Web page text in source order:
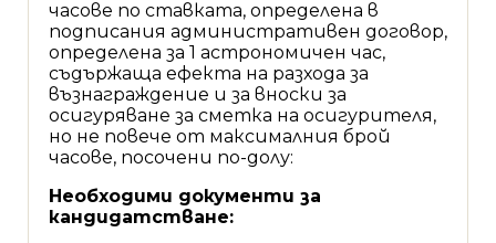
часове по ставката, определена в
подписания административен договор,
определена за 1 астрономичен час,
съдържаща ефекта на разхода за
възнаграждение и за вноски за
осигуряване за сметка на осигурителя,
но не повече от максималния брой
часове, посочени по-долу:
Необходими документи за
кандидатстване: